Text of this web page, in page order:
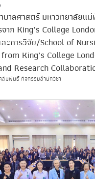
บาลศาสตร์ มหาวิทยาลัยแ
าก King’s College
ละการวิจัย/School of
King’s College
Research
สัมพันธ์ กิจกรรมสำนักวิชา